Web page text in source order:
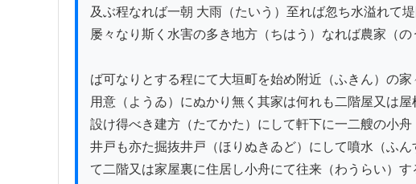
及ぶ程なれば一朝 大雨（たいう）至れば忽ち水溢れて
屡々なり斯く水害の多き地方（ちはう）なれば農家（
ば可なりとする程にて大垣町を始め附近（ふきん）の
用意（ようゐ）にぬかり無く其家は何れも二階屋又は
設け得べき建方（たてかた）にして軒下に一二艘の小舟
井戸も亦た掘抜井戸（ほりぬきゐど）にして噴水（ふ
て二階又は家屋裏に住居し小舟にて往来（わうらい）